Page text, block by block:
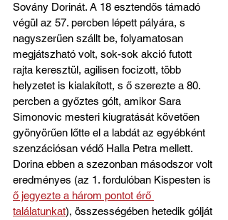
Sovány Dorinát. A 18 esztendős támadó
végül az 57. percben lépett pályára, s
nagyszerűen szállt be, folyamatosan
megjátszható volt, sok-sok akció futott
rajta keresztül, agilisen focizott, több
helyzetet is kialakított, s ő szerezte a 80.
percben a győztes gólt, amikor Sara
Simonovic mesteri kiugratását követően
gyönyörűen lőtte el a labdát az egyébként
szenzációsan védő Halla Petra mellett.
Dorina ebben a szezonban másodszor volt
eredményes (az 1. fordulóban Kispesten is
ő jegyezte a három pontot érő
találatunkat), összességében hetedik gólját